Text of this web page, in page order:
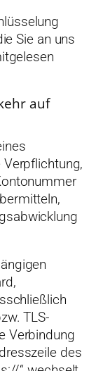
Sie an uns
auf
TLS-
Verbindung
des